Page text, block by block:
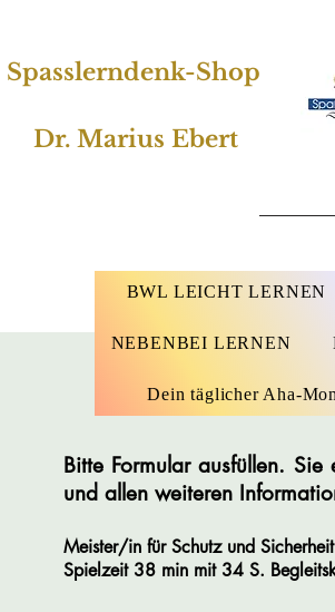
Spasslerndenk-Shop
Dr. Marius Ebert
BWL LEICHT LERNEN
NEBENBEI LERNEN
Dein täglicher Aha-
Bitte Formular ausfüllen.
und allen weiteren
Meister/in für Schutz und
Spielzeit 38 min mit 34 S.